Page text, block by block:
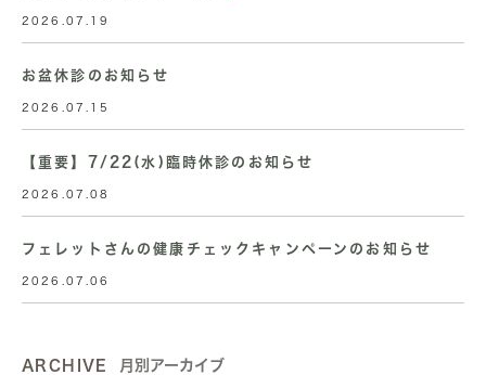
2026.07.19
お盆休診のお知らせ
2026.07.15
【重要】7/22(水)臨時休診のお知らせ
2026.07.08
フェレットさんの健康チェックキャンペーンのお知らせ
2026.07.06
ARCHIVE 月別アーカイブ